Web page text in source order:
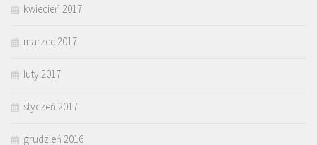
kwiecień 2017
marzec 2017
luty 2017
styczeń 2017
grudzień 2016